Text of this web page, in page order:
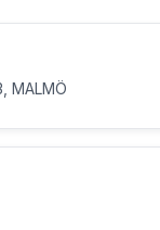
MALMÖ